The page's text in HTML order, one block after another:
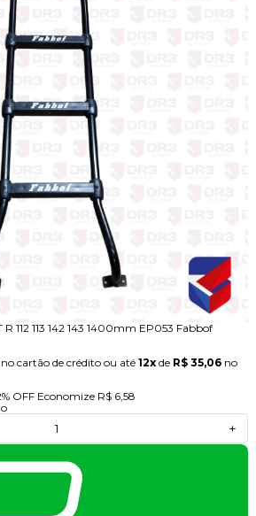
112 113 142 143 1400mm EP053 Fabbof
cartão de crédito ou até 12xde R$ 35,06no
OFF Economize R$ 6,58
+